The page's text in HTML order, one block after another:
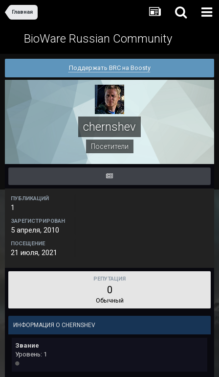
Главная
BioWare Russian Community
Поддержать BRC на Boosty
chernshev
Посетители
ПУБЛИКАЦИЙ
1
ЗАРЕГИСТРИРОВАН
5 апреля, 2010
ПОСЕЩЕНИЕ
21 июля, 2021
РЕПУТАЦИЯ
0
Обычный
ИНФОРМАЦИЯ О CHERNSHEV
Звание
Уровень: 1